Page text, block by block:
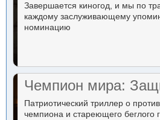
Завершается киногод, и мы по
каждому заслуживающему
номинацию
Чемпион мира:
Патриотический триллер о
чемпиона и стареющего беглого